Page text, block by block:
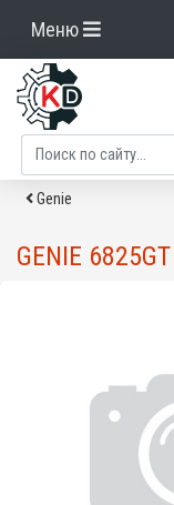
Меню
Genie
GENIE 6825GT